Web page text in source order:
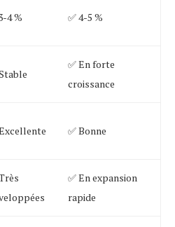
4 % ✅ 4-5 %
✅ En forte
croissance
✅ Bonne
✅ En expansion
rapide